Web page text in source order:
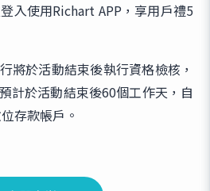
入使用Richart APP，享用戶禮5
將於活動結束後執行資格檢核，
計於活動結束後60個工作天，自
存款帳戶。